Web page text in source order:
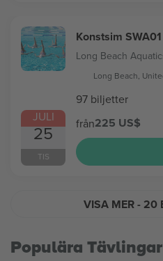
JULI
25
TIS
Konstsim
Long Beach
Long Beach,
97 biljetter
från225 US$
VISA MER- 20
Populära Tävlingar